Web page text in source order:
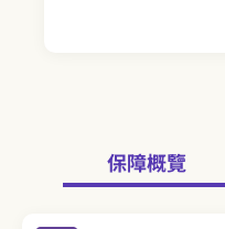
保障概覽